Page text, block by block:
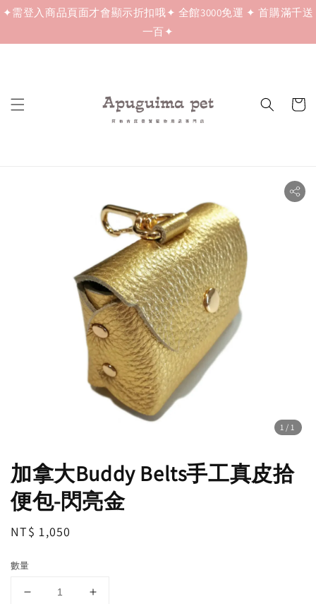
✦需登入商品頁面才會顯示折扣哦✦ 全館3000免運 ✦ 首購滿千送
一百✦
1 /1
加拿大Buddy Belts手工真皮拾
便包-閃亮金
Regular
NT$ 1,050
數量